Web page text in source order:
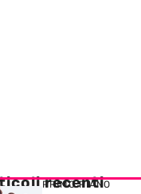
recenti
PRIMO PIANO